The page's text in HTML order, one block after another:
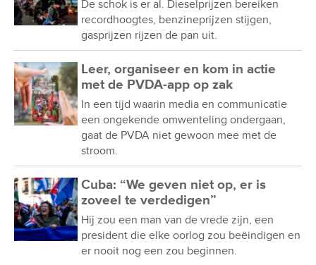
De schok is er al. Dieselprijzen bereiken
recordhoogtes, benzineprijzen stijgen,
gasprijzen rijzen de pan uit.
Leer, organiseer en kom in actie
met de PVDA-app op zak
In een tijd waarin media en communicatie
een ongekende omwenteling ondergaan,
gaat de PVDA niet gewoon mee met de
stroom.
Cuba: “We geven niet op, er is
zoveel te verdedigen”
Hij zou een man van de vrede zijn, een
president die elke oorlog zou beëindigen en
er nooit nog een zou beginnen.